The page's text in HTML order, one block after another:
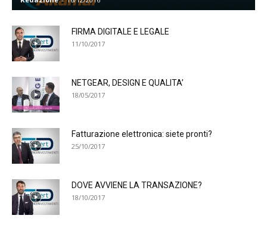
FIRMA DIGITALE E LEGALE
11/10/2017
NETGEAR, DESIGN E QUALITA’
18/05/2017
Fatturazione elettronica: siete pronti?
25/10/2017
DOVE AVVIENE LA TRANSAZIONE?
18/10/2017